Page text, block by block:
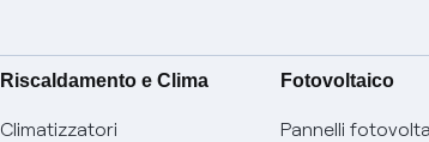
Riscaldamento e Clima
Climatizzatori
Fotovoltaico
Pannelli